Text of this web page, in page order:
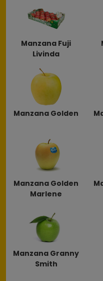
Manzana Fuji
Livinda
Manzana Golden
Manzana Golden
Marlene
Manzana Granny
Smith